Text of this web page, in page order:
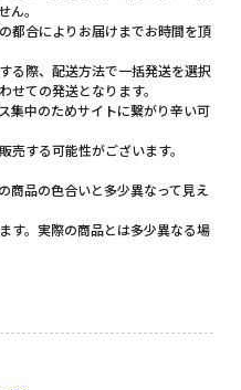
ん。
都合によりお届けまでお時間を頂
る際、配送方法で一括発送を選択
せての発送となります。
集中のためサイトに繋がり辛い可
する可能性がございます。
品の色合いと多少異なって見え
す。実際の商品とは多少異なる場